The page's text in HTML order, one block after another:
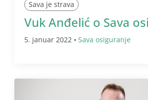
Sava je strava
Vuk Anđelić o Sava
5. januar 2022 • Sava osiguranje